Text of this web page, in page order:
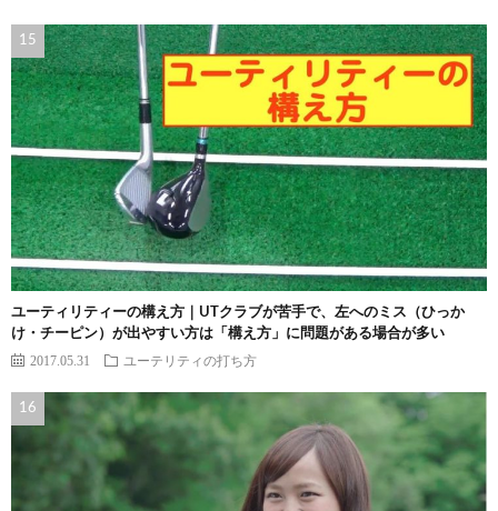
ユーティリティーの構え方｜UTクラブが苦手で、左へのミス（ひっか
け・チーピン）が出やすい方は「構え方」に問題がある場合が多い
2017.05.31 ユーテリティの打ち方